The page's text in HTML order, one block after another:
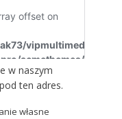
w naszym
pod ten adres.
własne